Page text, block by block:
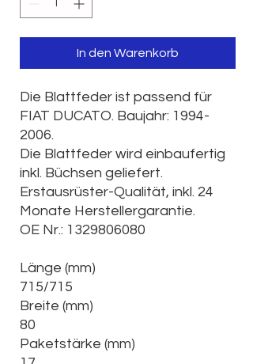
In den Warenkorb
Die Blattfeder ist passend für
FIAT DUCATO. Baujahr: 1994-
2006.
Die Blattfeder wird einbaufertig
inkl. Büchsen geliefert.
Erstausrüster-Qualität, inkl. 24
Monate Herstellergarantie.
OE Nr.: 1329806080
Länge (mm)
715/715
Breite (mm)
80
Paketstärke (mm)